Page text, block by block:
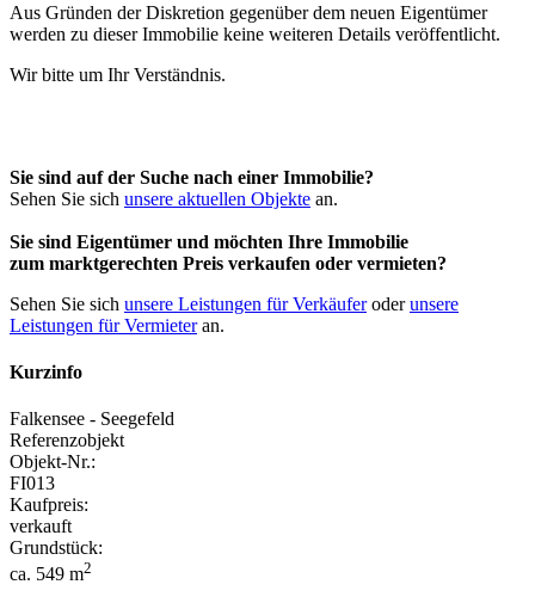
Aus Gründen der Diskretion gegenüber dem neuen Eigentümer
werden zu dieser Immobilie keine weiteren Details veröffentlicht.
Wir bitte um Ihr Verständnis.
Sie sind auf der Suche nach einer Immobilie?
Sehen Sie sich unsere aktuellen Objekte an.
Sie sind Eigentümer und möchten Ihre Immobilie
zum marktgerechten Preis verkaufen oder vermieten?
Sehen Sie sich unsere Leistungen für Verkäuferoderunsere
Leistungen für Vermieteran.
Kurzinfo
Falkensee - Seegefeld
Referenzobjekt
Objekt-Nr.:
FI013
Kaufpreis:
verkauft
Grundstück:
ca. 549 m2